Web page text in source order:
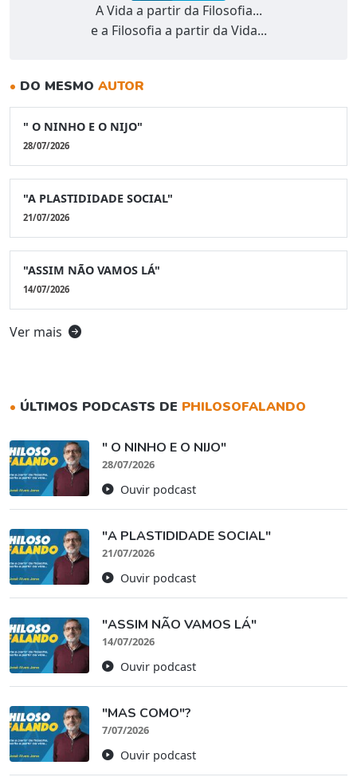
A Vida a partir da Filosofia...
e a Filosofia a partir da Vida...
• DO MESMO AUTOR
" O NINHO E O NIJO"
28/07/2026
"A PLASTIDIDADE SOCIAL"
21/07/2026
"ASSIM NÃO VAMOS LÁ"
14/07/2026
Ver mais
• ÚLTIMOS PODCASTS DE PHILOSOFALANDO
" O NINHO E O NIJO"
28/07/2026
Ouvir podcast
"A PLASTIDIDADE SOCIAL"
21/07/2026
Ouvir podcast
"ASSIM NÃO VAMOS LÁ"
14/07/2026
Ouvir podcast
"MAS COMO"?
7/07/2026
Ouvir podcast